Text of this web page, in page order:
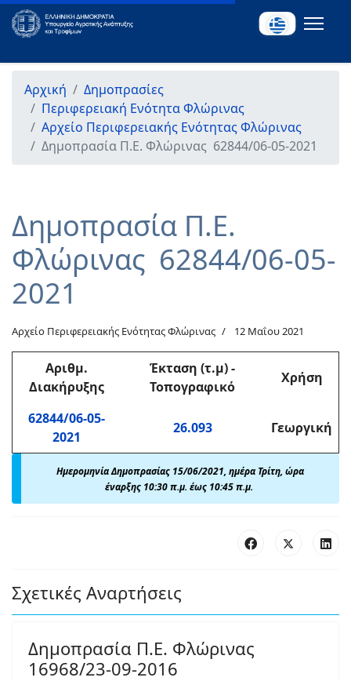
Αρχική
Δημοπρασίες
Περιφερειακή Ενότητα Φλώρινας
Αρχείο Περιφερειακής Ενότητας Φλώρινας
Δημοπρασία Π.Ε. Φλώρινας 62844/06-05-2021
Δημοπρασία Π.Ε.
Φλώρινας 62844/06-05-
2021
Αρχείο Περιφερειακής Ενότητας Φλώρινας 12 Μαΐου 2021
Αριθμ.
Διακήρυξης
Έκταση (τ.μ)-
Τοπογραφικό
Χρήση
62844/06-05-
2021
26.093 Γεωργική
Ημερομηνία Δημοπρασίας 15/06/2021, ημέρα Τρίτη,ώρα
έναρξης 10:30 π.μ. έως 10:45 π.μ.
Σχετικές Αναρτήσεις
Δημοπρασία Π.Ε. Φλώρινας
16968/23-09-2016